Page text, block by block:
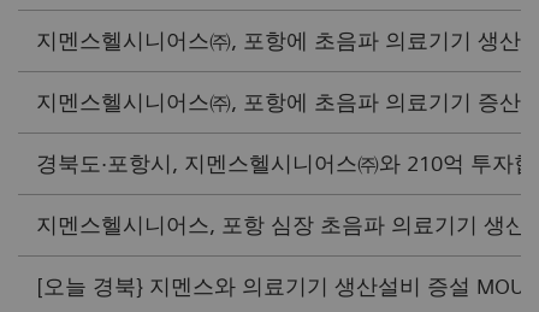
지멘스헬시니어스㈜, 포항에 초음파 의료기기 생산
지멘스헬시니어스㈜, 포항에 초음파 의료기기 증산
경북도·포항시, 지멘스헬시니어스㈜와 210억 투자
지멘스헬시니어스, 포항 심장 초음파 의료기기 생산
[오늘 경북} 지멘스와 의료기기 생산설비 증설 MOU(